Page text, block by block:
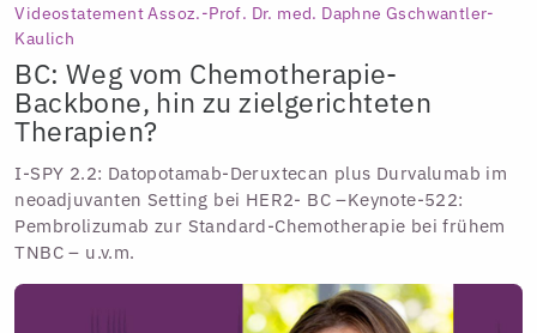
Videostatement Assoz.-Prof. Dr. med. Daphne Gschwantler-
Kaulich
BC: Weg vom Chemotherapie-
Backbone, hin zu zielgerichteten
Therapien?
I-SPY 2.2: Datopotamab-Deruxtecan plus Durvalumab im
neoadjuvanten Setting bei HER2- BC –Keynote-522:
Pembrolizumab zur Standard-Chemotherapie bei frühem
TNBC – u.v.m.